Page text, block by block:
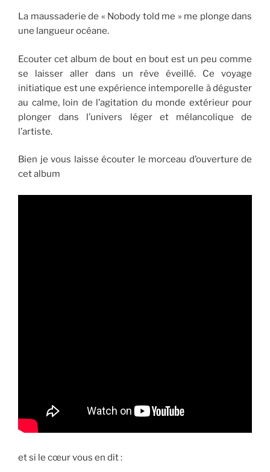
La maussaderie de « Nobody told me » me plonge dans
une langueur océane.
Ecouter cet album de bout en bout est un peu comme
se laisser aller dans un rêve éveillé. Ce voyage
initiatique est une expérience intemporelle à déguster
au calme, loin de l’agitation du monde extérieur pour
plonger dans l’univers léger et mélancolique de
l’artiste.
Bien je vous laisse écouter le morceau d’ouverture de
cet album
et si le cœur vous en dit :